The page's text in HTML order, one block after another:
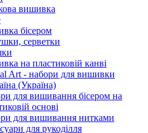
вишивка
бісером
серветки
на пластиковій канві
Art - набори для вишивки
(Україна)
для вишивання бісером на
основі
для вишивання нитками
для рукоділля